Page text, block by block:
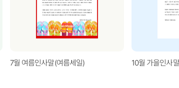
7월 여름인사말(여름세일) 10월 가을인사